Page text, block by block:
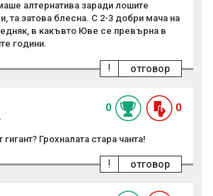
алтернатива заради лошите
та затова блесна. С 2-3 добри мача на
в какъвто Юве се превърна в
години.
отговор
!
0 0
гигант? Грохналата стара чанта!
отговор
!